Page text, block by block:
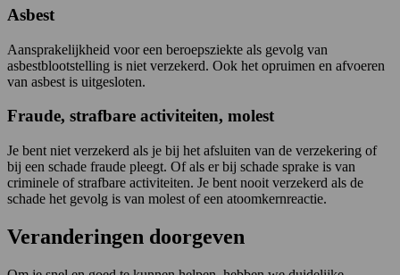
Asbest
Aansprakelijkheid voor een beroepsziekte als gevolg van
asbestblootstelling is niet verzekerd. Ook het opruimen en afvoeren
van asbest is uitgesloten.
Fraude, strafbare activiteiten, molest
Je bent niet verzekerd als je bij het afsluiten van de verzekering of
bij een schade fraude pleegt. Of als er bij schade sprake is van
criminele of strafbare activiteiten. Je bent nooit verzekerd als de
schade het gevolg is van molest of een atoomkernreactie.
Veranderingen doorgeven